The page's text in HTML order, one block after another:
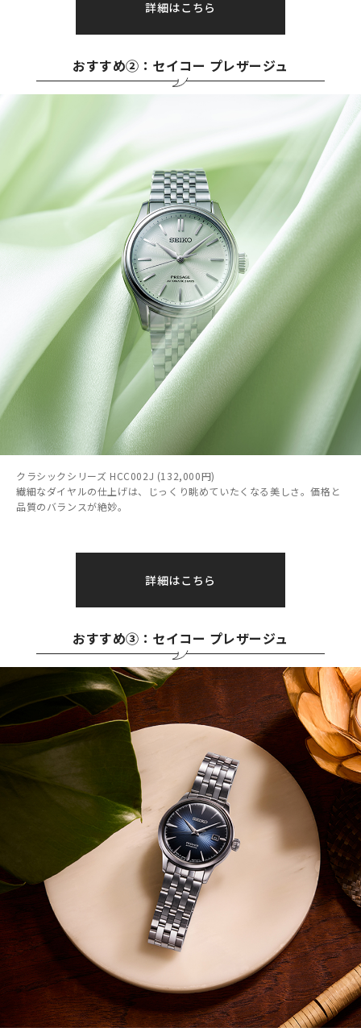
詳細はこちら
おすすめ②：セイコー プレザージュ
クラシックシリーズ HCC002J (132,000円)
繊細なダイヤルの仕上げは、じっくり眺めていたくなる美しさ。価格と
品質のバランスが絶妙。
詳細はこちら
おすすめ③：セイコー プレザージュ